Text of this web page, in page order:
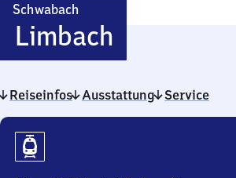
Schwabach
LimbachSchwabach-
Limbach
Reiseinfos Ausstattung Service
Reiseinfos